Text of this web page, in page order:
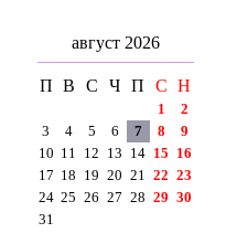
август 2026
П В С Ч П С Н
1
2
3
4 5 6 7 8
9
10 11 12 13 14 15 16
17 18 19 20 21 22 23
24 25 26 27 28 29 30
31